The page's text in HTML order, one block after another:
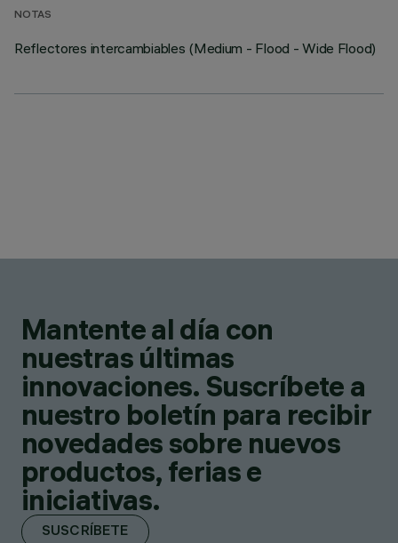
NOTAS
Reflectores intercambiables (Medium - Flood - Wide Flood)
Mantente al día con
nuestras últimas
innovaciones. Suscríbete a
nuestro boletín para recibir
novedades sobre nuevos
productos, ferias e
iniciativas.
SUSCRÍBETE